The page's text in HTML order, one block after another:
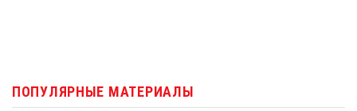
ПОПУЛЯРНЫЕ МАТЕРИАЛЫ